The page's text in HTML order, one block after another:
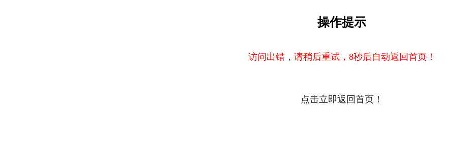
操作提示
访问出错，请稍后重试，8秒后自动返回首页！
点击立即返回首页！